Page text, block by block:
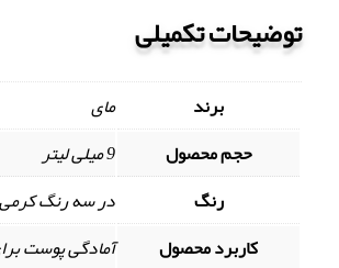
توضیحات تکمیلی
برند
مای
حجم محصول
9 میلی لیتر
رنگ
در سه رنگ کرمی
کاربرد محصول
آمادگی پوست